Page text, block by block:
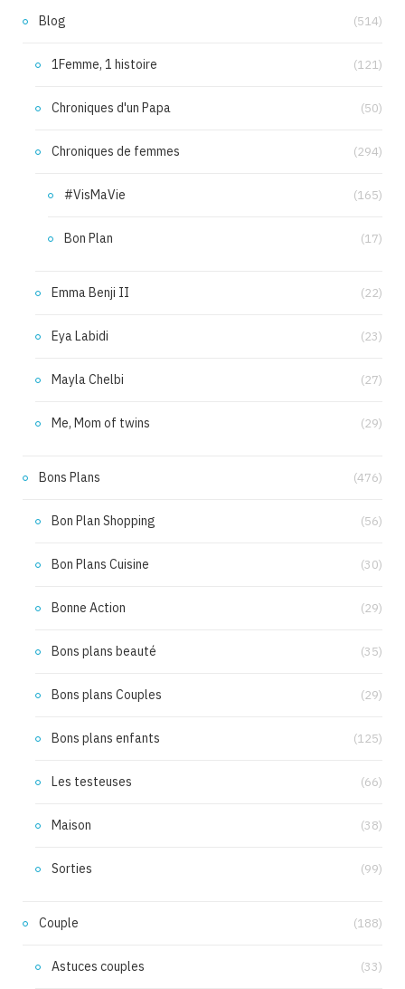
Blog (514)
1Femme, 1 histoire (121)
Chroniques d'un Papa (50)
Chroniques de femmes (294)
#VisMaVie (165)
Bon Plan (17)
Emma Benji II (22)
Eya Labidi (23)
Mayla Chelbi (27)
Me, Mom of twins (29)
Bons Plans (476)
Bon Plan Shopping (56)
Bon Plans Cuisine (30)
Bonne Action (29)
Bons plans beauté (35)
Bons plans Couples (29)
Bons plans enfants (125)
Les testeuses (66)
Maison (38)
Sorties (99)
Couple (188)
Astuces couples (33)